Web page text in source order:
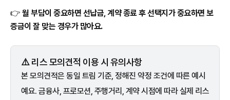
👉 월 부담이 중요하면 선납금, 계약 종료 후 선택지가 중요하면 보
증금이 잘 맞는 경우가 많아요.
⚠️ 리스 모의견적 이용 시 유의사항
본 모의견적은 동일 트림 기준, 정해진 약정 조건에 따른 예시
예요. 금융사, 프로모션, 주행거리, 계약 시점에 따라 실제 리스